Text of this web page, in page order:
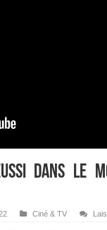
dans le
Ciné & TV